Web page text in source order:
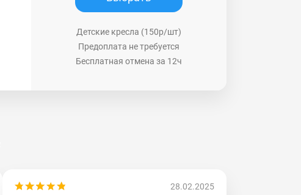
Детские кресла (150р/шт)
Предоплата не требуется
Бесплатная отмена за 12ч
28.02.2025